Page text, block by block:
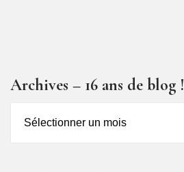
Archives – 16 ans de blog !